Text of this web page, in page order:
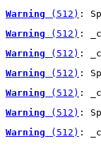
Warning (512) :
Warning (512) :
Warning (512) :
Warning (512) :
Warning (512) :
Warning (512) :
Warning (512) :